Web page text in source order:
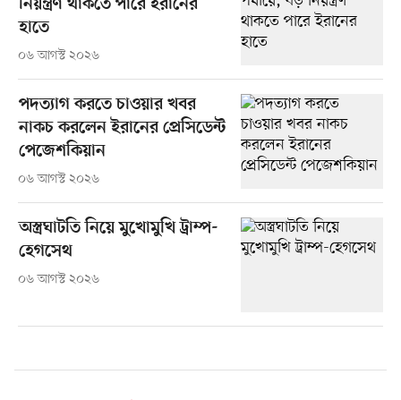
নিয়ন্ত্রণ থাকতে পারে ইরানের
হাতে
০৬ আগস্ট ২০২৬
পদত্যাগ করতে চাওয়ার খবর
নাকচ করলেন ইরানের প্রেসিডেন্ট
পেজেশকিয়ান
০৬ আগস্ট ২০২৬
অস্ত্রঘাটতি নিয়ে মুখোমুখি ট্রাম্প-
হেগসেথ
০৬ আগস্ট ২০২৬